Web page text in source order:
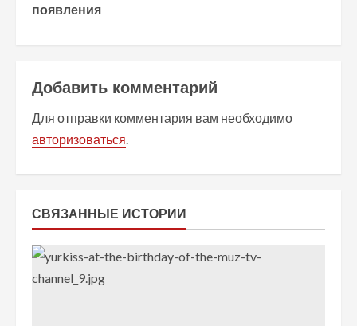
л
ж
и
т
ь
т
е
н
появления
Добавить комментарий
Для отправки комментария вам необходимо
авторизоваться.
СВЯЗАННЫЕ ИСТОРИИ